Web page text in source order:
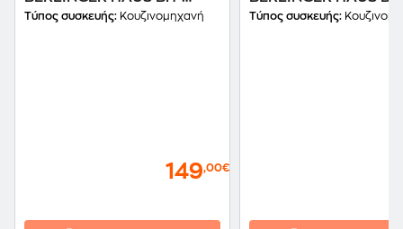
9498 1000 W 4.5 L Μαύρο
Τύπος συσκευής: Κουζινομηχανή
149,00€
9509 1300 W 6 L
Τύπος συσκευής: